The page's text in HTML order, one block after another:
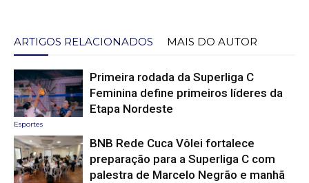
ARTIGOS RELACIONADOS MAIS DO AUTOR
Esportes
Primeira rodada da Superliga C
Feminina define primeiros líderes da
Etapa Nordeste
BNB Rede Cuca Vôlei fortalece
preparação para a Superliga C com
palestra de Marcelo Negrão e manhã